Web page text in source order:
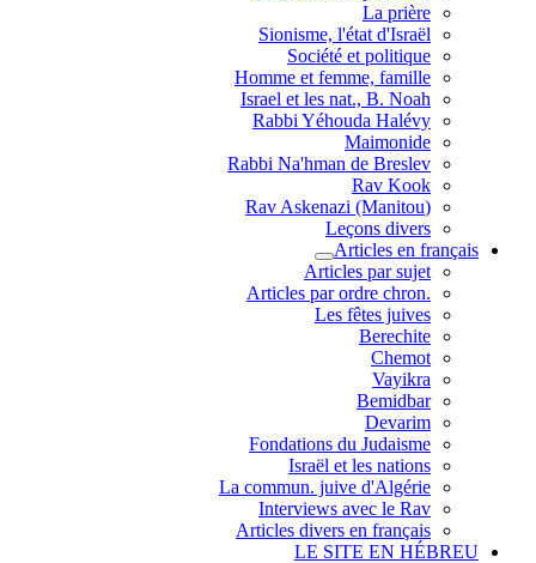
La prière
Sionisme, l'état d'Israël
Société et politique
Homme et femme, famille
Israel et les nat., B. Noah
Rabbi Yéhouda Halévy
Maimonide
Rabbi Na'hman de Breslev
Rav Kook
(Rav Askenazi (Manitou
Leçons divers
Articles en français
Articles par sujet
.Articles par ordre chron
Les fêtes juives
Berechite
Chemot
Vayikra
Bemidbar
Devarim
Fondations du Judaisme
Israël et les nations
La commun. juive d'Algérie
Interviews avec le Rav
Articles divers en français
LE SITE EN HÉBREU